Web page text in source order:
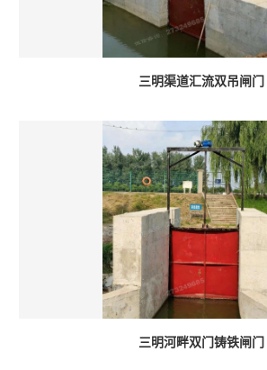
三明渠道汇流双吊闸门
三明河畔双门铸铁闸门